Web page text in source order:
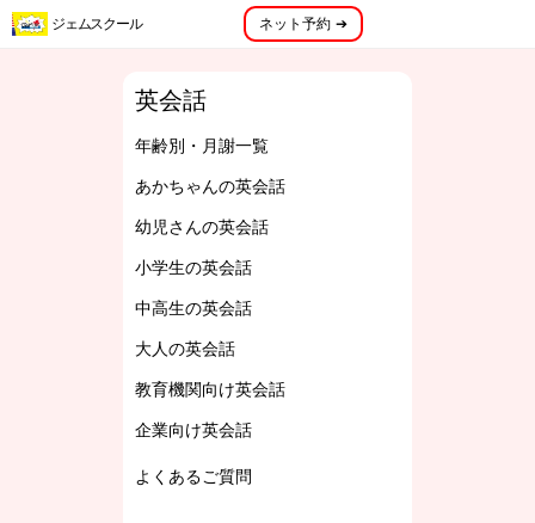
ジェムスクール ネット予約 ➔
英会話
年齢別・月謝一覧
あかちゃんの英会話
幼児さんの英会話
小学生の英会話
中高生の英会話
大人の英会話
教育機関向け英会話
企業向け英会話
よくあるご質問